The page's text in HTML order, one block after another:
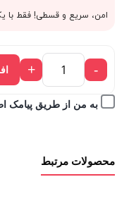
بود.
قیمت
فعلی:
88,200 تومان.
امن، سریع و قسطی! فقط با
-
+
به من از طریق پیامک
محصولات مرتبط